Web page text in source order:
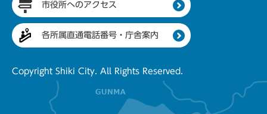
市役所へのアクセス
各所属直通電話番号・庁舎案内
Copyright Shiki City. All Rights Reserved.